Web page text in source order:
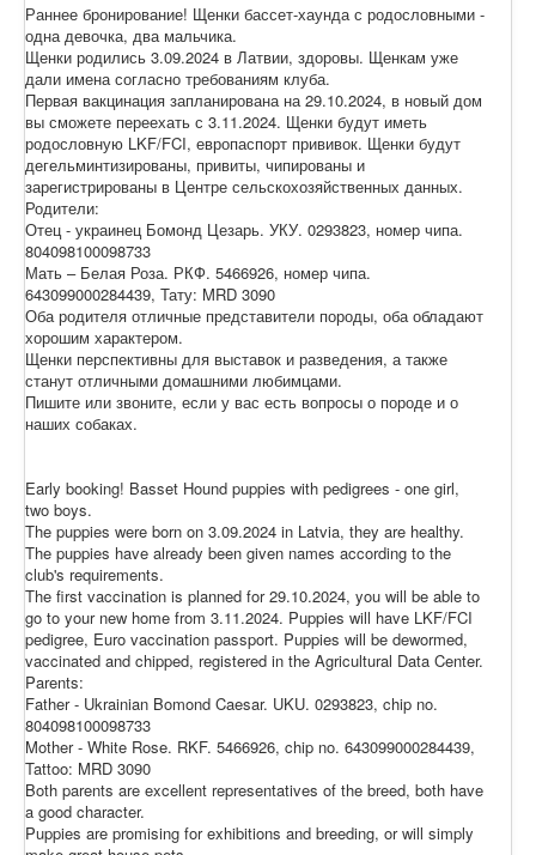
Раннее бронирование! Щенки бассет-хаунда с родословными -
одна девочка, два мальчика.
Щенки родились 3.09.2024 в Латвии, здоровы. Щенкам уже
дали имена согласно требованиям клуба.
Первая вакцинация запланирована на 29.10.2024, в новый дом
вы сможете переехать с 3.11.2024. Щенки будут иметь
родословную LKF/FCI, европаспорт прививок. Щенки будут
дегельминтизированы, привиты, чипированы и
зарегистрированы в Центре сельскохозяйственных данных.
Родители:
Отец - украинец Бомонд Цезарь. УКУ. 0293823, номер чипа.
804098100098733
Мать – Белая Роза. РКФ. 5466926, номер чипа.
643099000284439, Тату: MRD 3090
Оба родителя отличные представители породы, оба обладают
хорошим характером.
Щенки перспективны для выставок и разведения, а также
станут отличными домашними любимцами.
Пишите или звоните, если у вас есть вопросы о породе и о
наших собаках.
Early booking! Basset Hound puppies with pedigrees - one girl,
two boys.
The puppies were born on 3.09.2024 in Latvia, they are healthy.
The puppies have already been given names according to the
club's requirements.
The first vaccination is planned for 29.10.2024, you will be able to
go to your new home from 3.11.2024. Puppies will have LKF/FCI
pedigree, Euro vaccination passport. Puppies will be dewormed,
vaccinated and chipped, registered in the Agricultural Data Center.
Parents:
Father - Ukrainian Bomond Caesar. UKU. 0293823, chip no.
804098100098733
Mother - White Rose. RKF. 5466926, chip no. 643099000284439,
Tattoo: MRD 3090
Both parents are excellent representatives of the breed, both have
a good character.
Puppies are promising for exhibitions and breeding, or will simply